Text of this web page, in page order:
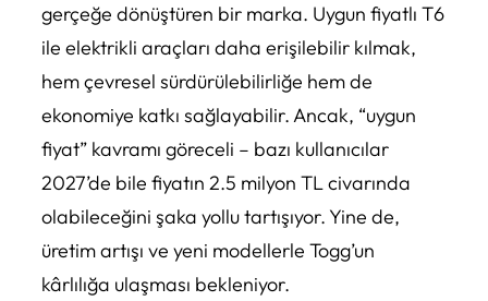
gerçeğe dönüştüren bir marka. Uygun fiyatlı T6
ile elektrikli araçları daha erişilebilir kılmak,
hem çevresel sürdürülebilirliğe hem de
ekonomiye katkı sağlayabilir. Ancak, “uygun
fiyat” kavramı göreceli – bazı kullanıcılar
2027’de bile fiyatın 2.5 milyon TL civarında
olabileceğini şaka yollu tartışıyor. Yine de,
üretim artışı ve yeni modellerle Togg’un
kârlılığa ulaşması bekleniyor.